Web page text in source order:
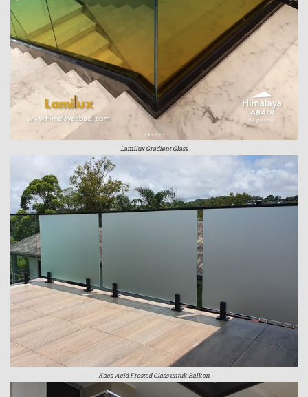
Lamilux Gradient Glass
Kaca Acid Frosted Glass untuk Balkon